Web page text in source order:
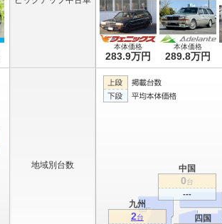
本体価格
283.9万円
本体価格
289.8万円
地域別台数
九州
2台
中国
0台
---
四国